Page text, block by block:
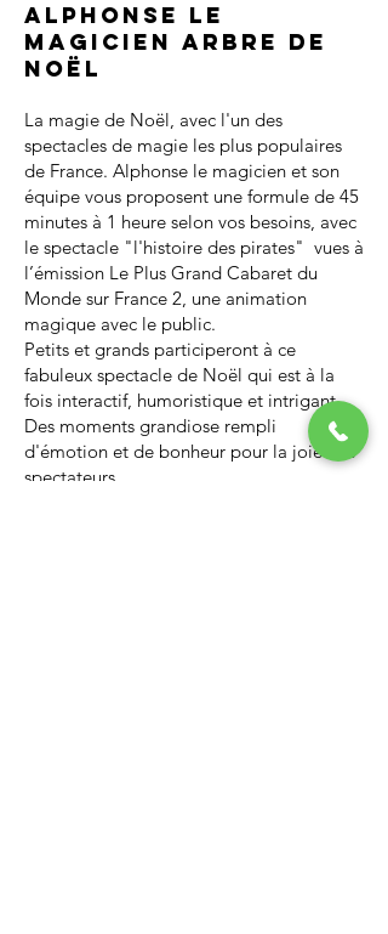
Alphonse le
magicien arbre de
noël
La magie de Noël, avec l'un des
spectacles de magie les plus populaires
de France. Alphonse le magicien et son
équipe vous proposent une formule de 45
minutes à 1 heure selon vos besoins, avec
le spectacle "l'histoire des pirates" vues à
l’émission Le Plus Grand Cabaret du
Monde sur France 2, une animation
magique avec le public.
Petits et grands participeront à ce
fabuleux spectacle de Noël qui est à la
fois interactif, humoristique et intrigant.
Des moments grandiose rempli
d'émotion et de bonheur pour la joie des
spectateurs.